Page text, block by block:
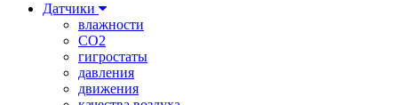
Датчики
влажности
CO2
гигростаты
давления
движения